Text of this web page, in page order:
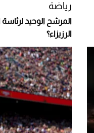
رياضة
المرشح الوحيد
الرزيزاء؟